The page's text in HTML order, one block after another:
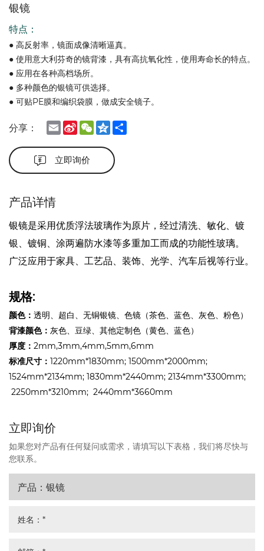
银镜
特点：
● 高反射率，镜面成像清晰逼真。
● 使用意大利芬奇的镜背漆，具有高抗氧化性，使用寿命长的特点。
● 应用在各种高档场所。
● 多种颜色的银镜可供选择。
● 可贴PE膜和编织袋膜，做成安全镜子。
分享： EmailSina
Weibo
WeChat
Qzone
立即询价
产品详情
银镜是采用优质浮法玻璃作为原片，经过清洗、敏化、镀
银、镀铜、涂两遍防水漆等多重加工而成的功能性玻璃。
广泛应用于家具、工艺品、装饰、光学、汽车后视等行业。
规格:
颜色： 透明、超白、无铜银镜、色镜（茶色、蓝色、灰色、粉色）
背漆颜色： 灰色、豆绿、其他定制色（黄色、蓝色）
厚度： 2mm,3mm,4mm,5mm,6mm
标准尺寸： 1220mm*1830mm; 1500mm*2000mm;
1524mm*2134mm; 1830mm*2440mm; 2134mm*3300mm;
2250mm*3210mm; 2440mm*3660mm
立即询价
如果您对产品有任何疑问或需求，请填写以下表格，我们将尽快与
您联系。